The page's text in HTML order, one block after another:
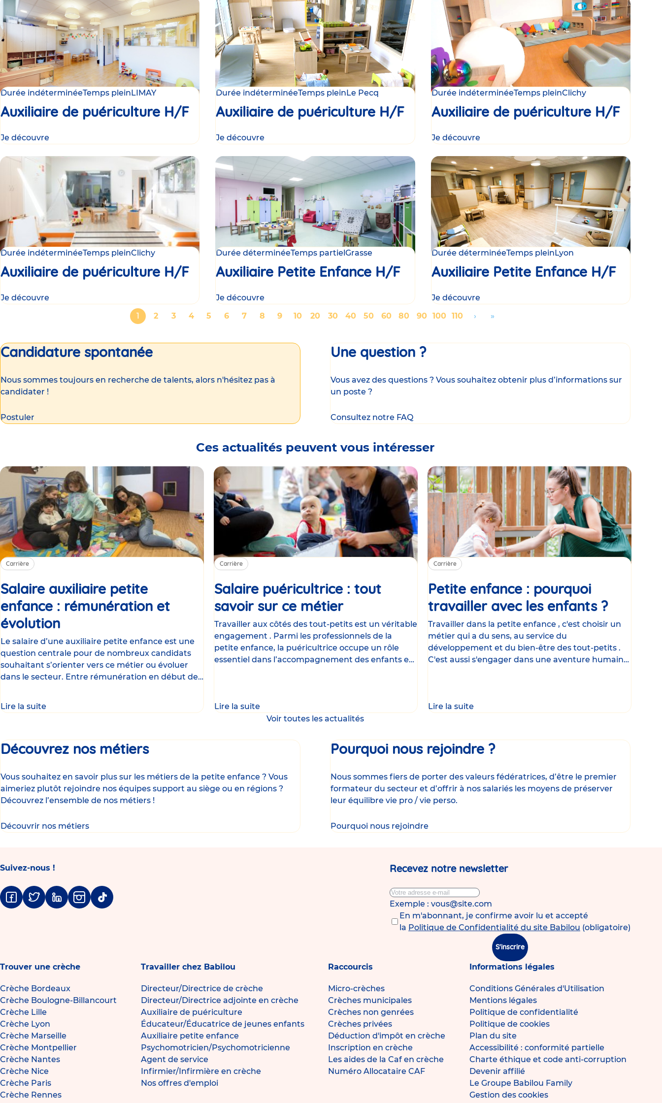
Durée indéterminéeTemps pleinLIMAY
Auxiliaire de puériculture H/F
Je découvre
Durée indéterminéeTemps pleinLe Pecq
Auxiliaire de puériculture H/F
Je découvre
Durée indéterminéeTemps pleinClichy
Auxiliaire de puériculture H/F
Je découvre
Durée indéterminéeTemps pleinClichy
Auxiliaire de puériculture H/F
Je découvre
Durée déterminéeTemps partielGrasse
Auxiliaire Petite Enfance H/F
Je découvre
Durée déterminéeTemps pleinLyon
Auxiliaire Petite Enfance H/F
Je découvre
Page
1 Page
2 Page
3 Page
4 Page
5 Page
6 Page
7 Page
8 Page
9 Page
10 Page
20 Page
30 Page
40 Page
50 Page
60 Page
80 Page
90 Page
100 Page
110
Aller
suivante
›
Aller
page
»
Candidature spontanée
Nous sommes toujours en recherche de talents, alors n'hésitez pas à
candidater !
Postuler
Une question ?
Vous avez des questions ? Vous souhaitez obtenir plus d’informations sur
un poste ?
Consultez notre FAQ
Ces actualités peuvent vous intéresser
Carrière
Salaire auxiliaire petite
enfance : rémunération et
évolution
Le salaire d’une auxiliaire petite enfance est une
question centrale pour de nombreux candidats
souhaitant s’orienter vers ce métier ou évoluer
dans le secteur. Entre rémunération en début de
Lire la suite
Carrière
Salaire puéricultrice : tout
savoir sur ce métierArticle
Travailler aux côtés des tout-petits est un véritable
engagement . Parmi les professionnels de la
petite enfance, la puéricultrice occupe un rôle
essentiel dans l’accompagnement des enfants et
Lire la suite
Carrière
Petite enfance : pourquoi
travailler avec les enfants ?Article
Travailler dans la petite enfance , c'est choisir un
métier qui a du sens, au service du
développement et du bien-être des tout-petits .
C'est aussi s'engager dans une aventure humaine
Lire la suite
Voir toutes les actualités
Découvrez nos métiers
Vous souhaitez en savoir plus sur les métiers de la petite enfance ? Vous
aimeriez plutôt rejoindre nos équipes support au siège ou en régions ?
Découvrez l’ensemble de nos métiers !
Découvrir nos métiers
Pourquoi nous rejoindre ?
Nous sommes fiers de porter des valeurs fédératrices, d’être le premier
formateur du secteur et d’offrir à nos salariés les moyens de préserver
leur équilibre vie pro / vie perso.
Pourquoi nous rejoindre
Suivez-nous !
Facebook
TwitterLinkedinInstagram
Tiktok
Recevez notre newsletter
Exemple : vous@site.com
En m'abonnant, je confirme avoir lu et accepté
la Politique de Confidentialité du site Babilou (obligatoire)
S'inscrire
Trouver une crèche
Crèche Bordeaux
Crèche Boulogne-Billancourt
Crèche Lille
Crèche Lyon
Crèche Marseille
Crèche Montpellier
Crèche Nantes
Crèche Nice
Crèche Paris
Crèche Rennes
Travailler chez Babilou
Directeur/Directrice de crèche
Directeur/Directrice adjointe en crèche
Auxiliaire de puériculture
Éducateur/Éducatrice de jeunes enfants
Auxiliaire petite enfance
Psychomotricien/Psychomotricienne
Agent de service
Infirmier/Infirmière en crèche
Nos offres d'emploi
Raccourcis
Micro-crèches
Crèches municipales
Crèches non genrées
Crèches privées
Déduction d'impôt en crèche
Inscription en crèche
Les aides de la Caf en crèche
Numéro Allocataire CAF
Informations légales
Conditions Générales d'Utilisation
Mentions légales
Politique de confidentialité
Politique de cookies
Plan du site
Accessibilité : conformité partielle
Charte éthique et code anti-corruption
Devenir affilié
Le Groupe Babilou Family
Gestion des cookies